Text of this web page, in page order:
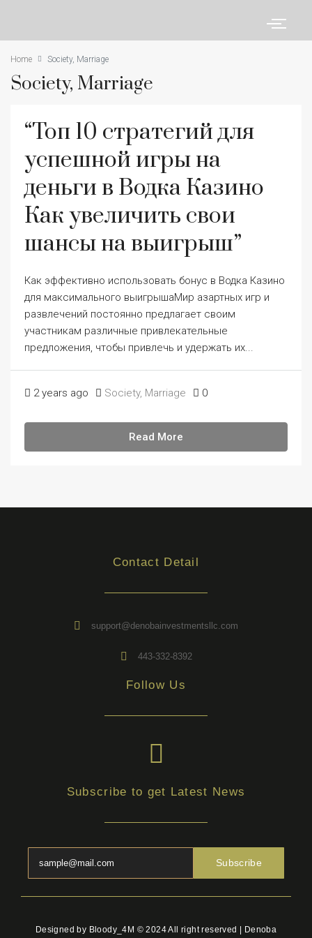
Home Society, Marriage
Society, Marriage
“Топ 10 стратегий для
успешной игры на
деньги в Водка Казино
Как увеличить свои
шансы на выигрыш”
Как эффективно использовать бонус в Водка Казино
для максимального выигрышаМир азартных игр и
развлечений постоянно предлагает своим
участникам различные привлекательные
предложения, чтобы привлечь и удержать их...
2 years ago Society, Marriage 0
Read More
Contact Detail
support@denobainvestmentsllc.com
443-332-8392
Follow Us
Subscribe to get Latest News
Subscribe
Designed by Bloody_4M © 2024 All right reserved | Denoba